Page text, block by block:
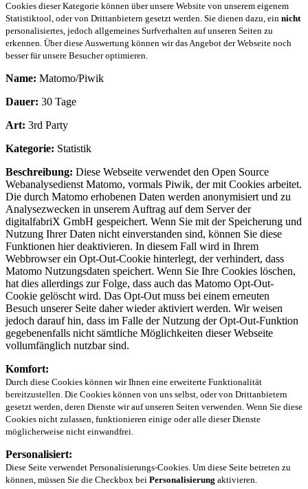
Cookies dieser Kategorie können über unsere Website von unserem eigenem
Statistiktool, oder von Drittanbietern gesetzt werden. Sie dienen dazu, ein nicht
personalisiertes, jedoch allgemeines Surfverhalten auf unseren Seiten zu
erkennen. Über diese Auswertung können wir das Angebot der Webseite noch
besser für unsere Besucher optimieren.
Name: Matomo/Piwik
Dauer: 30 Tage
Art: 3rd Party
Kategorie: Statistik
Beschreibung: Diese Webseite verwendet den Open Source
Webanalysedienst Matomo, vormals Piwik, der mit Cookies arbeitet.
Die durch Matomo erhobenen Daten werden anonymisiert und zu
Analysezwecken in unserem Auftrag auf dem Server der
digitalfabriX GmbH gespeichert. Wenn Sie mit der Speicherung und
Nutzung Ihrer Daten nicht einverstanden sind, können Sie diese
Funktionen hier deaktivieren. In diesem Fall wird in Ihrem
Webbrowser ein Opt-Out-Cookie hinterlegt, der verhindert, dass
Matomo Nutzungsdaten speichert. Wenn Sie Ihre Cookies löschen,
hat dies allerdings zur Folge, dass auch das Matomo Opt-Out-
Cookie gelöscht wird. Das Opt-Out muss bei einem erneuten
Besuch unserer Seite daher wieder aktiviert werden. Wir weisen
jedoch darauf hin, dass im Falle der Nutzung der Opt-Out-Funktion
gegebenenfalls nicht sämtliche Möglichkeiten dieser Webseite
vollumfänglich nutzbar sind.
Komfort:
Durch diese Cookies können wir Ihnen eine erweiterte Funktionalität
bereitzustellen. Die Cookies können von uns selbst, oder von Drittanbietern
gesetzt werden, deren Dienste wir auf unseren Seiten verwenden. Wenn Sie diese
Cookies nicht zulassen, funktionieren einige oder alle dieser Dienste
möglicherweise nicht einwandfrei.
Personalisiert:
Diese Seite verwendet Personalisierungs-Cookies. Um diese Seite betreten zu
können, müssen Sie die Checkbox bei Personalisierung aktivieren.